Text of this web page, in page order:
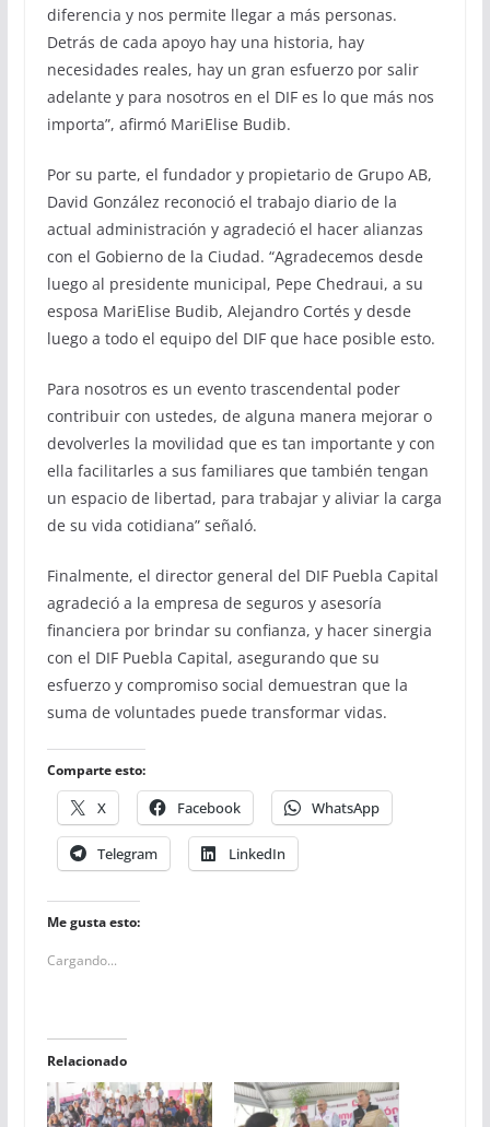
diferencia y nos permite llegar a más personas.
Detrás de cada apoyo hay una historia, hay
necesidades reales, hay un gran esfuerzo por salir
adelante y para nosotros en el DIF es lo que más nos
importa”, afirmó MariElise Budib.
Por su parte, el fundador y propietario de Grupo AB,
David González reconoció el trabajo diario de la
actual administración y agradeció el hacer alianzas
con el Gobierno de la Ciudad. “Agradecemos desde
luego al presidente municipal, Pepe Chedraui, a su
esposa MariElise Budib, Alejandro Cortés y desde
luego a todo el equipo del DIF que hace posible esto.
Para nosotros es un evento trascendental poder
contribuir con ustedes, de alguna manera mejorar o
devolverles la movilidad que es tan importante y con
ella facilitarles a sus familiares que también tengan
un espacio de libertad, para trabajar y aliviar la carga
de su vida cotidiana” señaló.
Finalmente, el director general del DIF Puebla Capital
agradeció a la empresa de seguros y asesoría
financiera por brindar su confianza, y hacer sinergia
con el DIF Puebla Capital, asegurando que su
esfuerzo y compromiso social demuestran que la
suma de voluntades puede transformar vidas.
Comparte esto:
X Facebook WhatsApp
Telegram LinkedIn
Me gusta esto:
Cargando...
Relacionado